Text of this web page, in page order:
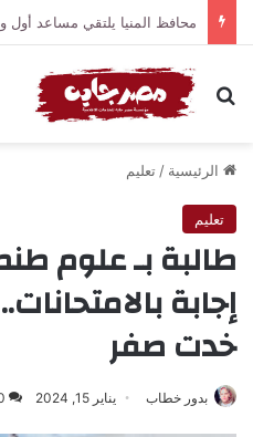
بحث عن
الرئيسية / تعليم
تعليم
طالبة بـ علوم
إجابة
خدت صفر
بدور خطاب يناير 15, 2024